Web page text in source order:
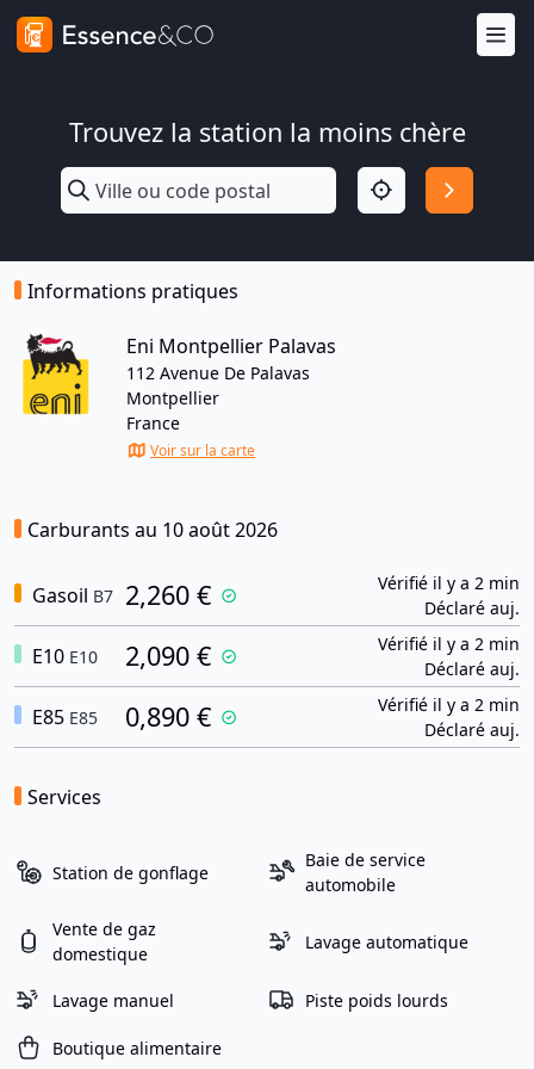
Trouvez la station la moins chère
Informations pratiques
Eni Montpellier Palavas
112 Avenue De Palavas
Montpellier
France
Voir sur la carte
Carburants au 10 août 2026
Gasoil B7 2,260 €
Vérifié il y a 2 min
Déclaré auj.
E10 E10 2,090 €
Vérifié il y a 2 min
Déclaré auj.
E85 E85 0,890 €
Vérifié il y a 2 min
Déclaré auj.
Services
Station de gonflage
Baie de service
automobile
Vente de gaz
domestique
Lavage automatique
Lavage manuel Piste poids lourds
Boutique alimentaire